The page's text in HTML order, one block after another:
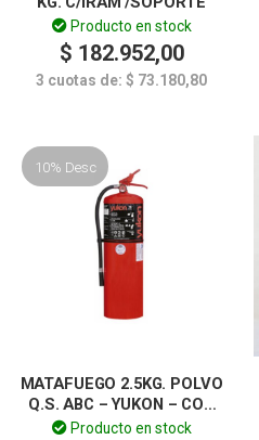
Producto en stock
$ 182.952,00
3 cuotas de: $ 73.180,80
10% Desc
MATAFUEGO 2.5KG. POLVO
Q.S. ABC – YUKON – CON
SELLO IRAM
Producto en stock